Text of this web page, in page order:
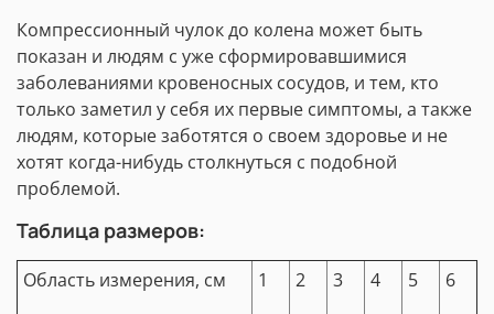
Компрессионный чулок до колена может быть
показан и людям с уже сформировавшимися
заболеваниями кровеносных сосудов, и тем, кто
только заметил у себя их первые симптомы, а также
людям, которые заботятся о своем здоровье и не
хотят когда-нибудь столкнуться с подобной
проблемой.
Таблица размеров:
Область измерения, см 1 2 3 4 5 6